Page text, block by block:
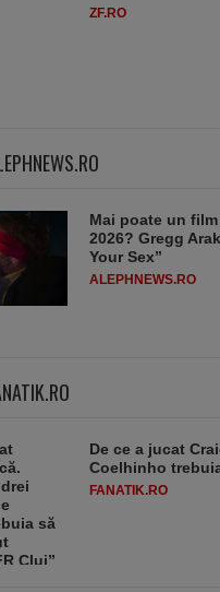
ZF.RO
Mai poate un
2026? Gregg
Your Sex”
ALEPHNEWS.RO
De ce a jucat
Coelhinho
FANATIK.RO